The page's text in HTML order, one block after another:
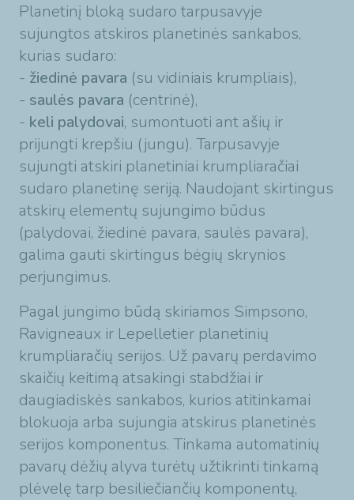
Planetinį bloką sudaro tarpusavyje
sujungtos atskiros planetinės sankabos,
kurias sudaro:
- žiedinė pavara (su vidiniais krumpliais),
- saulės pavara (centrinė),
- keli palydovai, sumontuoti ant ašių ir
prijungti krepšiu (jungu). Tarpusavyje
sujungti atskiri planetiniai krumpliaračiai
sudaro planetinę seriją. Naudojant skirtingus
atskirų elementų sujungimo būdus
(palydovai, žiedinė pavara, saulės pavara),
galima gauti skirtingus bėgių skrynios
perjungimus.
Pagal jungimo būdą skiriamos Simpsono,
Ravigneaux ir Lepelletier planetinių
krumpliaračių serijos. Už pavarų perdavimo
skaičių keitimą atsakingi stabdžiai ir
daugiadiskės sankabos, kurios atitinkamai
blokuoja arba sujungia atskirus planetinės
serijos komponentus. Tinkama automatinių
pavarų dėžių alyva turėtų užtikrinti tinkamą
plėvelę tarp besiliečiančių komponentų,